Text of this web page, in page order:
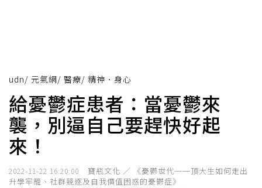
udn/ 元氣網/ 醫療/ 精神．身心
給憂鬱症患者：當憂鬱來
襲，別逼自己要趕快好起
來！
2022-11-22 16:20:00
寶瓶文化 ／ 《憂鬱世代──頂大生如何走出
升學牢籠、社群競逐及自我價值困惑的憂鬱症》